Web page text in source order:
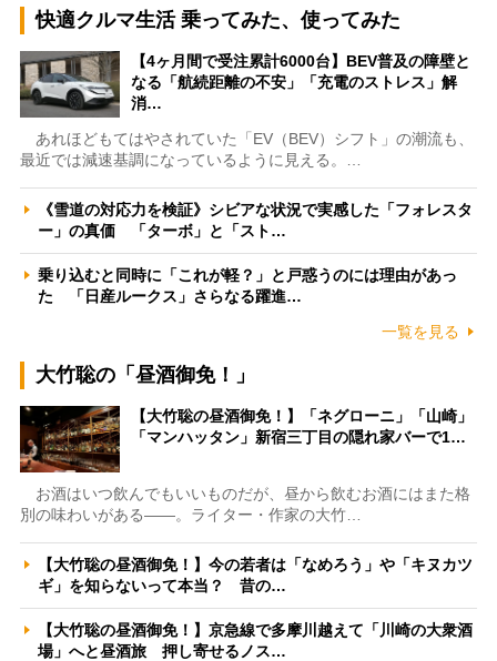
快適クルマ生活 乗ってみた、使ってみた
【4ヶ月間で受注累計6000台】BEV普及の障壁と
なる「航続距離の不安」「充電のストレス」解
消…
あれほどもてはやされていた「EV（BEV）シフト」の潮流も、
最近では減速基調になっているように見える。…
《雪道の対応力を検証》シビアな状況で実感した「フォレスタ
ー」の真価 「ターボ」と「スト…
乗り込むと同時に「これが軽？」と戸惑うのには理由があっ
た 「日産ルークス」さらなる躍進…
一覧を見る
大竹聡の「昼酒御免！」
【大竹聡の昼酒御免！】「ネグローニ」「山崎」
「マンハッタン」新宿三丁目の隠れ家バーで1…
お酒はいつ飲んでもいいものだが、昼から飲むお酒にはまた格
別の味わいがある――。ライター・作家の大竹…
【大竹聡の昼酒御免！】今の若者は「なめろう」や「キヌカツ
ギ」を知らないって本当？ 昔の…
【大竹聡の昼酒御免！】京急線で多摩川越えて「川崎の大衆酒
場」へと昼酒旅 押し寄せるノス…